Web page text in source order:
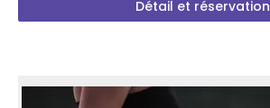
Détail et réservation